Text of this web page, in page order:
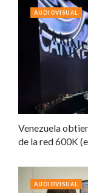
Venezuela
de la red 600K
AUDIOVISUAL
AUDIOVISUAL